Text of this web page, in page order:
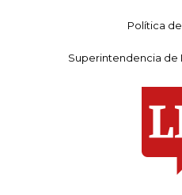
Política
Superintendencia de